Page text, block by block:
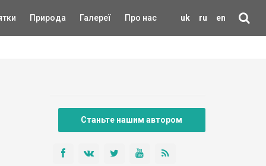
uk ru en
Природа Галереї Про нас
Станьте нашим автором